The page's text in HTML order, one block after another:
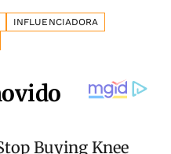
INFLUENCIADORA